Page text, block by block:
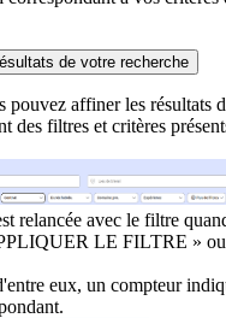
de votre recherche
pouvez affiner les résultats
des filtres et critères
relancée avec le filtre
LE FILTRE » ou
eux, un compteur